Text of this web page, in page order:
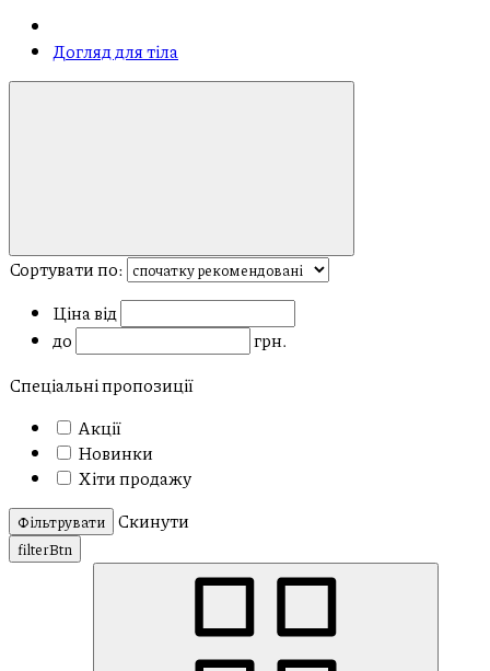
Догляд для тіла
Сортувати по:
Ціна від
до
грн.
Спеціальні пропозиції
Акції
Новинки
Хіти продажу
Скинути
filterBtn